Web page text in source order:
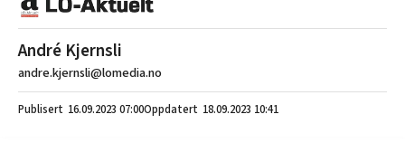
André Kjernsli
andre.kjernsli@lomedia.no
16.09.2023 07:00 18.09.2023 10:41